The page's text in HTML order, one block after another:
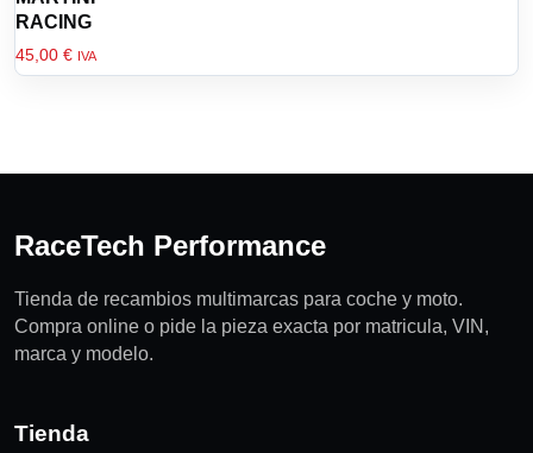
producto
RACING
45,00 € IVA
RaceTech Performance
Tienda de recambios multimarcas para coche y moto.
Compra online o pide la pieza exacta por matricula, VIN,
marca y modelo.
Tienda